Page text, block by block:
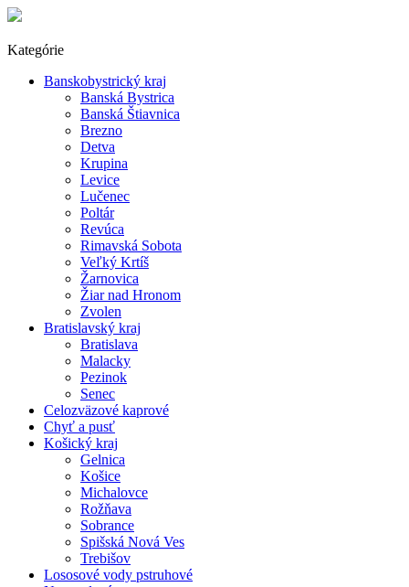
Kategórie
Banskobystrický kraj
Banská Bystrica
Banská Štiavnica
Brezno
Detva
Krupina
Levice
Lučenec
Poltár
Revúca
Rimavská Sobota
Veľký Krtíš
Žarnovica
Žiar nad Hronom
Zvolen
Bratislavský kraj
Bratislava
Malacky
Pezinok
Senec
Celozväzové kaprové
Chyť a pusť
Košický kraj
Gelnica
Košice
Michalovce
Rožňava
Sobrance
Spišská Nová Ves
Trebišov
Lososové vody pstruhové